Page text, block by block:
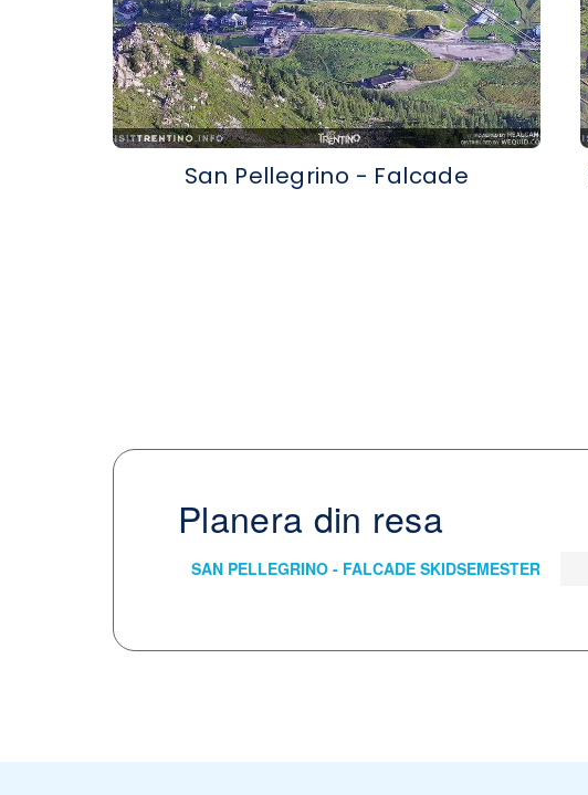
San Pellegrino - Falcade
Planera din resa
SAN PELLEGRINO - FALCADE SKIDSEMESTER